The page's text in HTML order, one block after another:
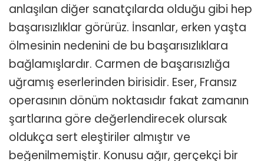
anlaşılan diğer sanatçılarda olduğu gibi hep
başarısızlıklar görürüz. İnsanlar, erken yaşta
ölmesinin nedenini de bu başarısızlıklara
bağlamışlardır. Carmen de başarısızlığa
uğramış eserlerinden birisidir. Eser, Fransız
operasının dönüm noktasıdır fakat zamanın
şartlarına göre değerlendirecek olursak
oldukça sert eleştiriler almıştır ve
beğenilmemiştir. Konusu ağır, gerçekçi bir